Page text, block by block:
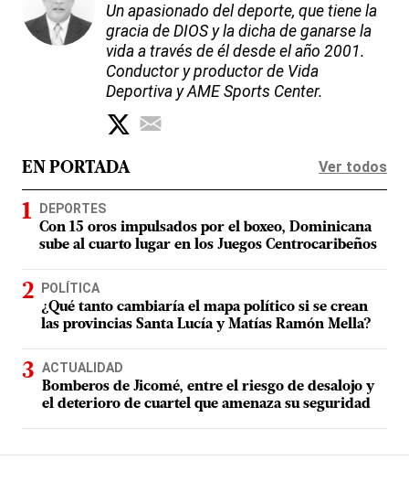
Un apasionado del deporte, que tiene la
gracia de DIOS y la dicha de ganarse la
vida a través de él desde el año 2001.
Conductor y productor de Vida
Deportiva y AME Sports Center.
EN PORTADA Ver todos
DEPORTES
Con 15 oros impulsados por el boxeo, Dominicana
sube al cuarto lugar en los Juegos Centrocaribeños
POLÍTICA
¿Qué tanto cambiaría el mapa político si se crean
las provincias Santa Lucía y Matías Ramón Mella?
ACTUALIDAD
Bomberos de Jicomé, entre el riesgo de desalojo y
el deterioro de cuartel que amenaza su seguridad